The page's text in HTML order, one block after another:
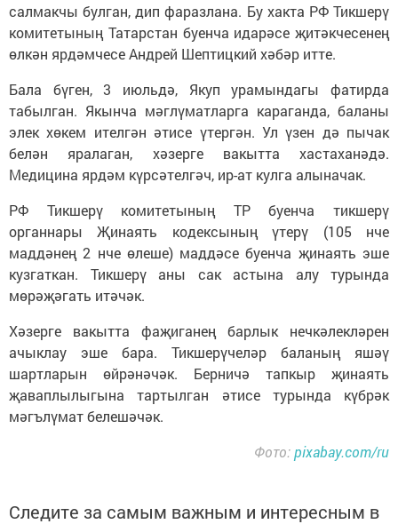
салмакчы булган, дип фаразлана. Бу хакта РФ Тикшерү
комитетының Татарстан буенча идарәсе җитәкчесенең
өлкән ярдәмчесе Андрей Шептицкий хәбәр итте.
Бала бүген, 3 июльдә, Якуп урамындагы фатирда
табылган. Якынча мәглүматларга караганда, баланы
элек хөкем ителгән әтисе үтергән. Ул үзен дә пычак
белән яралаган, хәзерге вакытта хастаханәдә.
Медицина ярдәм күрсәтелгәч, ир-ат кулга алыначак.
РФ Тикшерү комитетының ТР буенча тикшерү
органнары Җинаять кодексының үтерү (105 нче
маддәнең 2 нче өлеше) маддәсе буенча җинаять эше
кузгаткан. Тикшерү аны сак астына алу турында
мөрәҗәгать итәчәк.
Хәзерге вакытта фаҗиганең барлык нечкәлекләрен
ачыклау эше бара. Тикшерүчеләр баланың яшәү
шартларын өйрәнәчәк. Берничә тапкыр җинаять
җаваплылыгына тартылган әтисе турында күбрәк
мәгълүмат белешәчәк.
Фото:pixabay.com/ru
Следите за самым важным и интересным в